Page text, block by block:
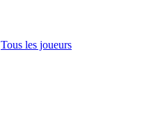
Tous les joueurs